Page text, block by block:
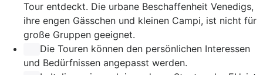
Tour entdeckt. Die urbane Beschaffenheit Venedigs,
ihre engen Gässchen und kleinen Campi, ist nicht für
große Gruppen geeignet.
Die Touren können den persönlichen Interessen
und Bedürfnissen angepasst werden.